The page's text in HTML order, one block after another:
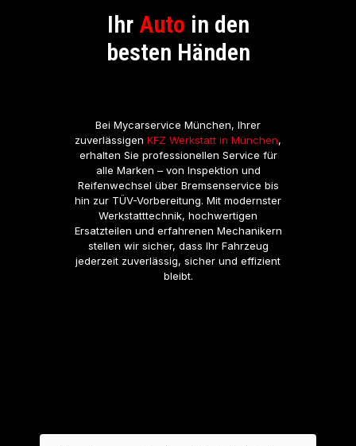
Ihr Auto in den
besten Händen
Bei Mycarservice München, Ihrer
zuverlässigen KFZ Werkstatt in München,
erhalten Sie professionellen Service für
alle Marken – von Inspektion und
Reifenwechsel über Bremsenservice bis
hin zur TÜV-Vorbereitung. Mit modernster
Werkstatttechnik, hochwertigen
Ersatzteilen und erfahrenen Mechanikern
stellen wir sicher, dass Ihr Fahrzeug
jederzeit zuverlässig, sicher und effizient
bleibt.